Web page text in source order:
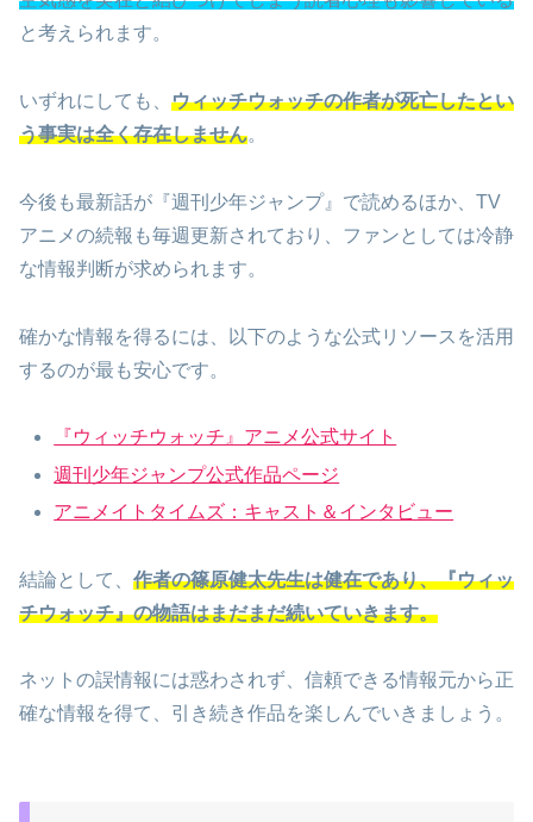
と考えられます。
いずれにしても、 ウィッチウォッチの作者が死亡したとい
う事実は全く存在しません。
今後も最新話が『週刊少年ジャンプ』で読めるほか、TV
アニメの続報も毎週更新されており、ファンとしては冷静
な情報判断が求められます。
確かな情報を得るには、以下のような公式リソースを活用
するのが最も安心です。
『ウィッチウォッチ』アニメ公式サイト
週刊少年ジャンプ公式作品ページ
アニメイトタイムズ：キャスト＆インタビュー
結論として、 作者の篠原健太先生は健在であり、『ウィッ
チウォッチ』の物語はまだまだ続いていきます。
ネットの誤情報には惑わされず、信頼できる情報元から正
確な情報を得て、引き続き作品を楽しんでいきましょう。